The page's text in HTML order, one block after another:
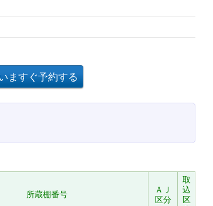
所蔵棚番号
ＡＪ
区分
取
込
区